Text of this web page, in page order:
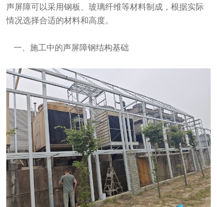
声屏障可以采用钢板、玻璃纤维等材料制成，根据实际
情况选择合适的材料和高度。
一、施工中的声屏障钢结构基础